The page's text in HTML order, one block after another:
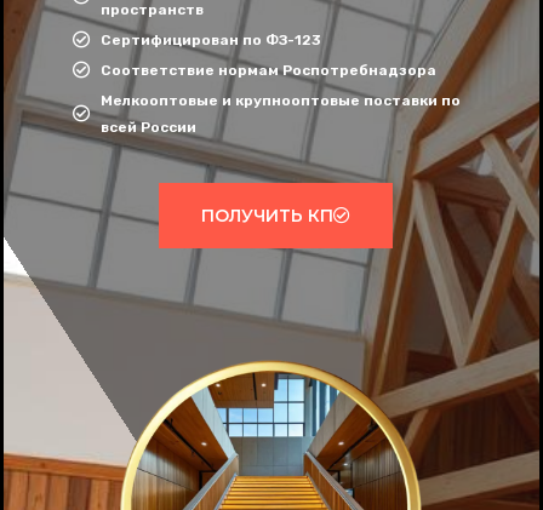
пространств
Сертифицирован по ФЗ-123
Соответствие нормам Роспотребнадзора
Мелкооптовые и крупнооптовые поставки по
всей России
ПОЛУЧИТЬ КП